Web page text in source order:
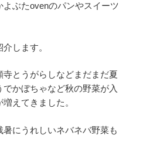
ぶたovenのパンやスイーツ
します。
寺とうがらしなどまだまだ夏
かぼちゃなど秋の野菜が入
えてきました。
にうれしいネバネバ野菜も